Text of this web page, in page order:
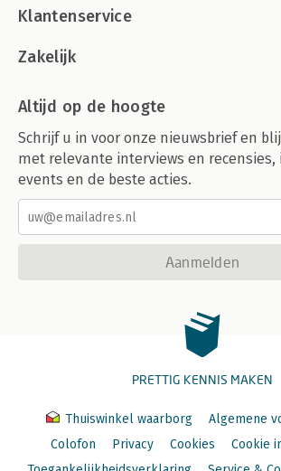
Klantenservice
Zakelijk
Altijd op de hoogte
Schrijf u in voor onze nieuwsbrief en
met relevante interviews en recensies,
events en de beste acties.
Aanmelden
PRETTIG KENNIS MAKEN
Thuiswinkel waarborg
Algemene
Colofon
Privacy Cookies
Cookie